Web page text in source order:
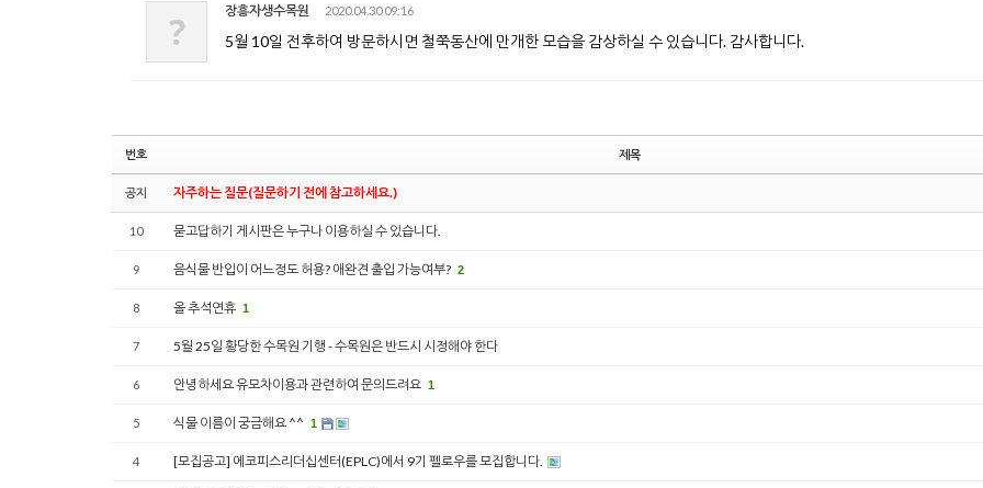
? 장흥자생수목원 2020.04.30 09:16
5월 10일 전후하여 방문하시면 철쭉동산에 만개한 모습을 감상하실 수 있습니다. 감사합니다.
번호 제목
공지 자주하는 질문(질문하기 전에 참고하세요.)
10 묻고답하기 게시판은 누구나 이용하실 수 있습니다.
9 음식물 반입이 어느정도 허용? 애완견 출입 가능여부? 2
8 올 추석연휴 1
7 5월 25일 황당한 수목원 기행 - 수목원은 반드시 시정해야 한다
6 안녕하세요 유모차이용과 관련하여 문의드려요 1
5 식물 이름이 궁금해요 ^^ 1
4 [모집공고] 에코피스리더십센터(EPLC)에서 9기 펠로우를 모집합니다.